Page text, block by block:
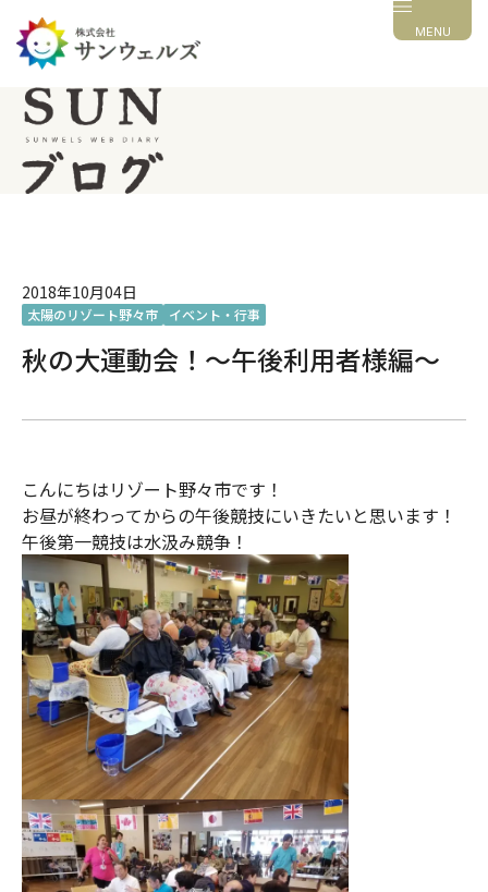
MENU
2018年10月04日
太陽のリゾート野々市 イベント・行事
秋の大運動会！〜午後利用者様編〜
こんにちはリゾート野々市です！
お昼が終わってからの午後競技にいきたいと思います！
午後第一競技は水汲み競争！